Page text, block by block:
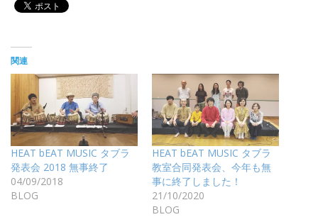
関連
HEAT bEAT MUSIC タブラ
発表会 2018 無事終了
04/09/2018
BLOG
HEAT bEAT MUSIC タブラ
教室合同発表会、今年も無
事に終了しました！
21/10/2020
BLOG